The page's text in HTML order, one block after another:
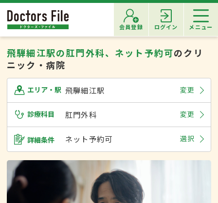
会員登録 ログイン メニュー
飛騨細江駅の肛門外科、ネット予約可のクリ
ニック・病院
エリア・駅 飛騨細江駅 変更
診療科目 肛門外科 変更
詳細条件 ネット予約可 選択